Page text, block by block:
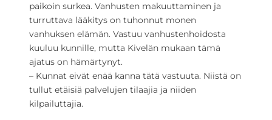
paikoin surkea. Vanhusten makuuttaminen ja
turruttava lääkitys on tuhonnut monen
vanhuksen elämän. Vastuu vanhustenhoidosta
kuuluu kunnille, mutta Kivelän mukaan tämä
ajatus on hämärtynyt.
– Kunnat eivät enää kanna tätä vastuuta. Niistä on
tullut etäisiä palvelujen tilaajia ja niiden
kilpailuttajia.